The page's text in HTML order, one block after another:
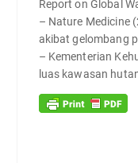
Report on Global
– Nature Medicine
akibat gelombang
– Kementerian
luas kawasan